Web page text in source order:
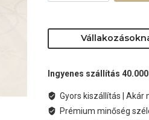
mennyiség
Ingyenes szállítás
Gyors kiszállítás | Akár
Prémium minőség